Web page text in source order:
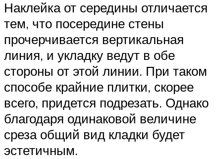
Наклейка от середины отличается
тем, что посередине стены
прочерчивается вертикальная
линия, и укладку ведут в обе
стороны от этой линии. При таком
способе крайние плитки, скорее
всего, придется подрезать. Однако
благодаря одинаковой величине
среза общий вид кладки будет
эстетичным.